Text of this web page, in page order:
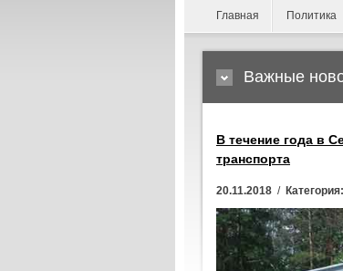
Главная Политика
Важные
В течение года в
транспорта
20.11.2018 / Категория: